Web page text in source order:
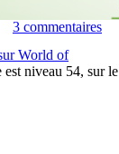
3 commentaires
World of
est niveau 54, sur le